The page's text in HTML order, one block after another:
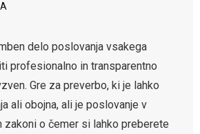
delo poslovanja vsakega
profesionalno in transparentno
Gre za preverbo, ki je lahko
ali obojna, ali je poslovanje v
zakoni o čemer si lahko preberete